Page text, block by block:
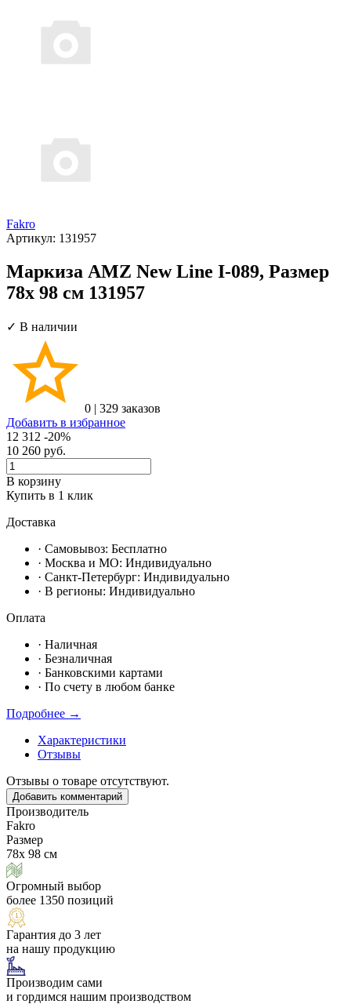
Fakro
Артикул: 131957
Маркиза AMZ New Line I-089, Размер
78х 98 см 131957
✓ В наличии
0 | 329 заказов
Добавить в избранное
12 312 -20%
10 260 руб.
В корзину
Купить в 1 клик
Доставка
· Самовывоз: Бесплатно
· Москвa и МО: Индивидуально
· Санкт-Петербург: Индивидуально
· В регионы: Индивидуально
Оплата
· Наличная
· Безналичная
· Банковскими картами
· По счету в любом банке
Подробнее →
Характеристики
Отзывы
Отзывы о товаре отсутствуют.
Добавить комментарий
Производитель
Fakro
Размер
78х 98 см
Огромный выбор
более 1350 позиций
Гарантия до 3 лет
на нашу продукцию
Производим сами
и гордимся нашим производством